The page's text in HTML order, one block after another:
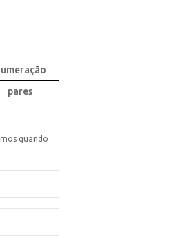
pares